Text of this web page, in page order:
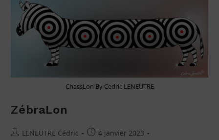
ChassLon By Cedric LENEUTRE
ZébraLon
LENEUTRE Cédric
4 janvier 2023